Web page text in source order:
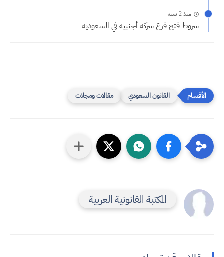
منذ 2 سنة
شروط فتح فرع شركة أجنبية في السعودية
القانون السعودي مقالات ومجلات
المكتبة القانونية العربية